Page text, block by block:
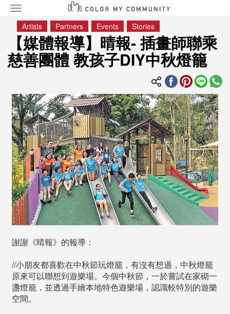
內
容
Toggle
navigation
【媒體報導】晴報- 插畫師聯乘
慈善團體 教孩子DIY中秋燈籠
Artists Partners Events Stories
謝謝《晴報》的報導：
//小朋友都喜歡在中秋節玩燈籠，有沒有想過，中秋燈籠
原來可以聯想到遊樂場。今個中秋節，一於嘗試在家砌一
盞燈籠，並透過手繪本地特色遊樂場，認識較特別的遊樂
空間。